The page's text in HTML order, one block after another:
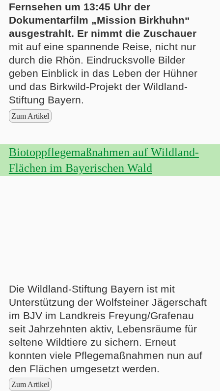
Fernsehen um 13:45 Uhr der
Dokumentarfilm „Mission Birkhuhn“
ausgestrahlt. Er nimmt die Zuschauer
mit auf eine spannende Reise, nicht nur
durch die Rhön. Eindrucksvolle Bilder
geben Einblick in das Leben der Hühner
und das Birkwild-Projekt der Wildland-
Stiftung Bayern.
Zum Artikel
Biotoppflegemaßnahmen auf Wildland-
Flächen im Bayerischen Wald
Die Wildland-Stiftung Bayern ist mit
Unterstützung der Wolfsteiner Jägerschaft
im BJV im Landkreis Freyung/Grafenau
seit Jahrzehnten aktiv, Lebensräume für
seltene Wildtiere zu sichern. Erneut
konnten viele Pflegemaßnahmen nun auf
den Flächen umgesetzt werden.
Zum Artikel